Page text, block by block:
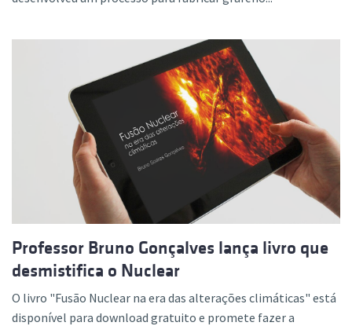
Professor Bruno Gonçalves lança livro que
desmistifica o Nuclear
O livro "Fusão Nuclear na era das alterações climáticas" está
disponível para download gratuito e promete fazer a